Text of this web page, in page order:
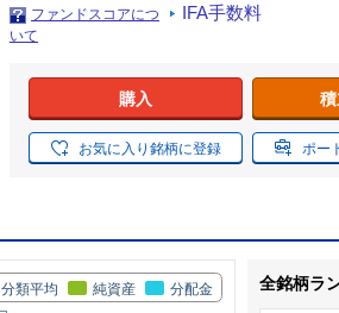
ファンドスコアにつ
いて
IFA手数料
購入
お気に入り銘柄に登録 ポー
分類平均 純資産 分配金 全銘柄ラ